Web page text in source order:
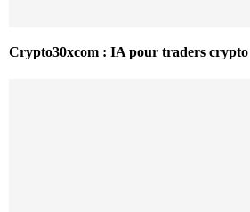
Crypto30xcom : IA pour traders